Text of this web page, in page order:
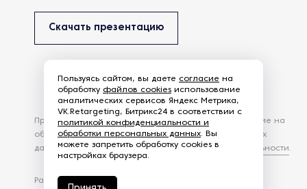
Скачать презентацию
Разработка сайта —
Продолжая использовать наш сайт, вы даете согласие на
обработку файлов Cookies и других пользовательских
данных, в соответствии сПолитикой конфиденциальности.
Пользуясь сайтом, вы даете согласие на
обработку файлов cookies использование
аналитических сервисов Яндекс Метрика,
VK.Retargeting, Битрикс24 в соответствии с
политикой конфиденциальности и
обработки персональных данных. Вы
можете запретить обработку cookies в
настройках браузера.